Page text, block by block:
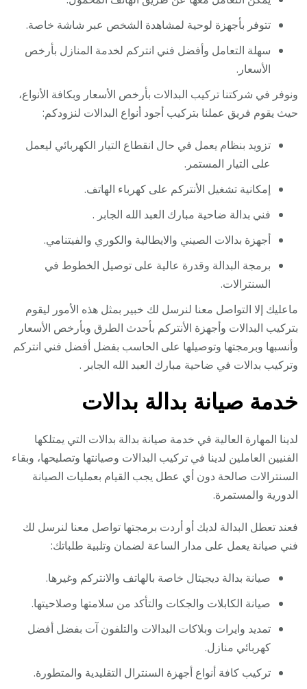
تتوفر بأجهزة لوحية لمشاهدة الشخص عبر شاشة خاصة.
سهلة التعامل وأفضل فني انتركم لخدمة المنازل بأرخص
الأسعار.
ونوفر في شركتنا تركيب البدالات بأرخص الأسعار وبكافة الأنواع،
حيث يقوم فريق عملنا بتركيب أجود أنواع البدالات لنزودكم:
تزويد بنظام يعمل في حال انقطاع التيار الكهربائي ليعمل
على التيار المستمر.
إمكانية تشغيل الأنتركم على كهرباء الهاتف.
فني بدالة ضاحية مبارك العبد الله الجابر .
أجهزة بدالات الصيني والايطالية والكوري والفيتنامي.
برمجة البدالة وقدرة عالية على توصيل الخطوط في
السنترالات.
ماعليك إلا التواصل معنا لنرسل لك خبير بمثل هذه الأمور ليقوم
بتركيب البدالات وأجهزة الأنتركم بأحدث الطرق وبأرخص الأسعار
وأنسبها وبرمجتها وتوصيلها على الحاسب بفضل أفضل فني انتركم
وتركيب بدالات في ضاحية مبارك العبد الله الجابر .
خدمة صيانة بدالة بدالات
لدينا المهارة العالية في خدمة صيانة بدالة بدالات التي يمتلكها
الفنيين العاملين لدينا في تركيب البدالات وصيانتها وتصليحها، وبقاء
السنترالات صالحة دون أي عطل يجب القيام بعمليات الصيانة
الدورية والمستمرة.
فعند تعطل البدالة لديك أو أردت برمجتها تواصل معنا لنرسل لك
فني صيانة يعمل على مدار الساعة لضمان وتلبية طلباتك:
صيانة بدالة ديجيتال خاصة بالهاتف والانتركم وغيرها.
صيانة الكابلات والجكات والتأكد من سلامتها وصلاحيتها.
تمديد وايرات وبلاكات البدالات والتلفون آت بفضل أفضل
كهربائي منازل.
تركيب كافة أنواع أجهزة السنترال التقليدية والمتطورة.